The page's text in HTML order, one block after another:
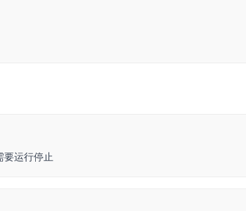
运行停止